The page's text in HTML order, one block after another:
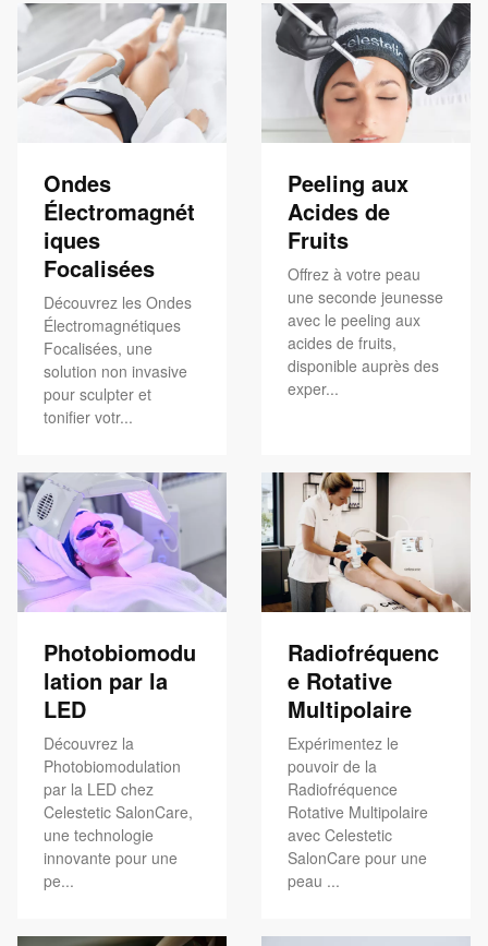
Ondes
Électromagnét
iques
Focalisées
Découvrez les Ondes
Électromagnétiques
Focalisées, une
solution non invasive
pour sculpter et
tonifier votr...
Peeling aux
Acides de
Fruits
Offrez à votre peau
une seconde jeunesse
avec le peeling aux
acides de fruits,
disponible auprès des
exper...
Photobiomodu
lation par la
LED
Découvrez la
Photobiomodulation
par la LED chez
Celestetic SalonCare,
une technologie
innovante pour une
pe...
Radiofréquenc
e Rotative
Multipolaire
Expérimentez le
pouvoir de la
Radiofréquence
Rotative Multipolaire
avec Celestetic
SalonCare pour une
peau ...